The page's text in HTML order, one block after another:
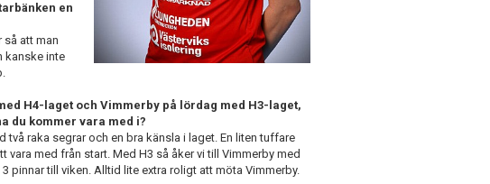
en
så att man
kanske inte
H4-laget och Vimmerby på lördag med H3-laget,
du kommer vara med i?
två raka segrar och en bra känsla i laget. En liten tuffare
vara med från start. Med H3 så åker vi till Vimmerby med
pinnar till viken. Alltid lite extra roligt att möta Vimmerby.